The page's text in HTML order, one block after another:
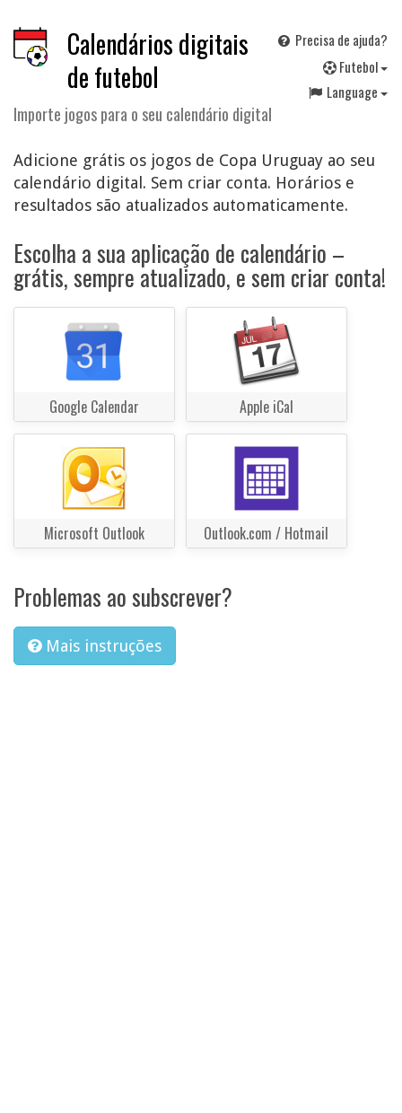
Calendários digitais
de futebol
Importe jogos para o seu calendário digital
Precisa de ajuda?
Futebol
Language
Adicione grátis os jogos de Copa Uruguay ao seu
calendário digital. Sem criar conta. Horários e
resultados são atualizados automaticamente.
Escolha a sua aplicação de calendário –
grátis, sempre atualizado, e sem criar conta!
Google Calendar Apple iCal
Microsoft Outlook Outlook.com / Hotmail
Problemas ao subscrever?
Mais instruções